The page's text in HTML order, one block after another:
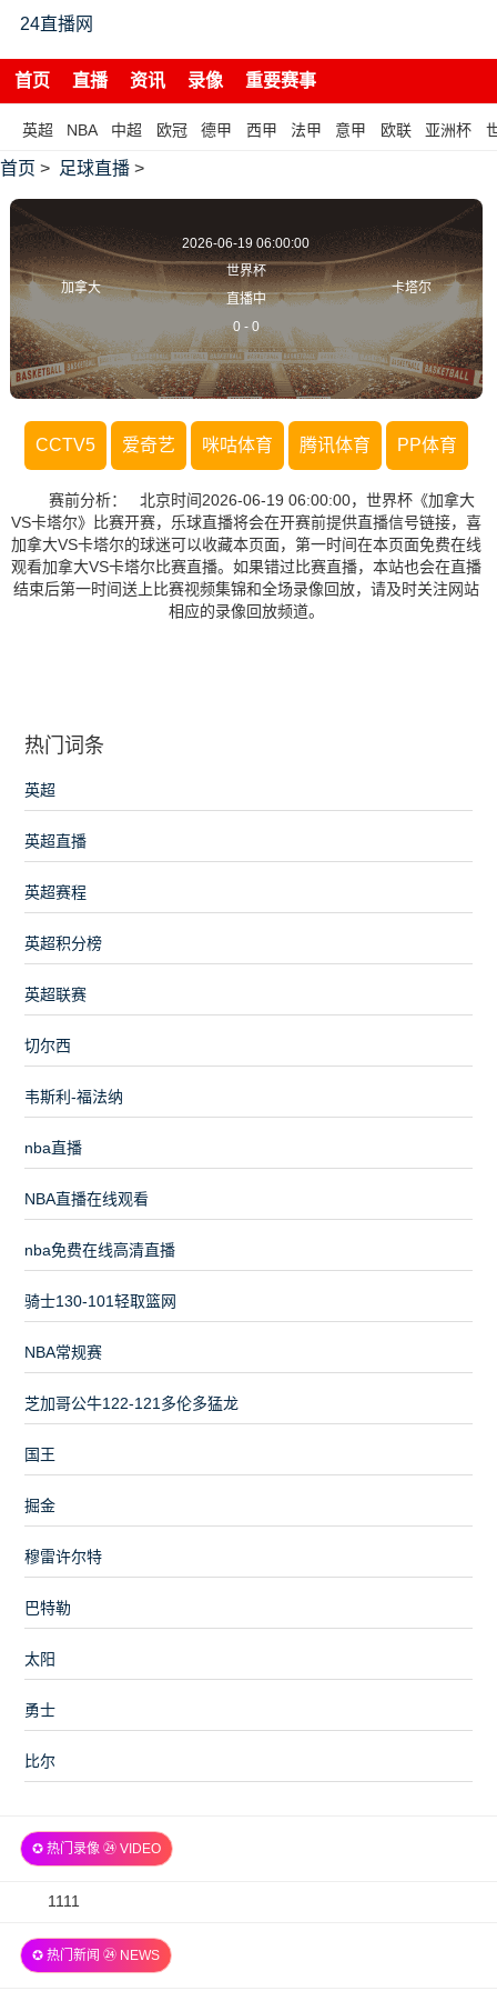
24直播网
首页 直播 资讯 录像 重要赛事
英超 NBA 中超 欧冠 德甲 西甲 法甲 意甲 欧联 亚洲杯
首页 > 足球直播 >
加拿大
2026-06-19 06:00:00
世界杯
直播中
0 - 0
卡塔尔
CCTV5 爱奇艺 咪咕体育 腾讯体育 PP体育
赛前分析： 北京时间2026-06-19 06:00:00，世界杯《加拿大
VS卡塔尔》比赛开赛，乐球直播将会在开赛前提供直播信号链接，喜
加拿大VS卡塔尔的球迷可以收藏本页面，第一时间在本页面免费在线
观看加拿大VS卡塔尔比赛直播。如果错过比赛直播，本站也会在直播
结束后第一时间送上比赛视频集锦和全场录像回放，请及时关注网站
相应的录像回放频道。
热门词条
英超
英超直播
英超赛程
英超积分榜
英超联赛
切尔西
韦斯利-福法纳
nba直播
NBA直播在线观看
nba免费在线高清直播
骑士130-101轻取篮网
NBA常规赛
芝加哥公牛122-121多伦多猛龙
国王
掘金
穆雷许尔特
巴特勒
太阳
勇士
比尔
✪ 热门录像 ㉔ VIDEO
2026-
06
1111
✪ 热门新闻 ㉔ NEWS